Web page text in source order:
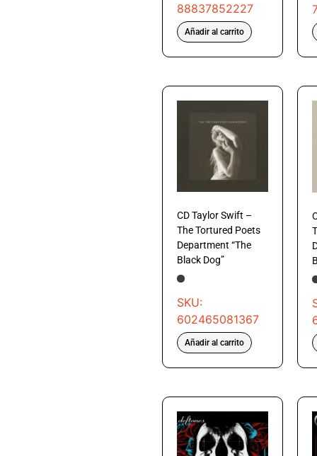
88837852227
Añadir al carrito
CD Taylor Swift –
The Tortured Poets
Department “The
Black Dog”
SKU:
602465081367
Añadir al carrito